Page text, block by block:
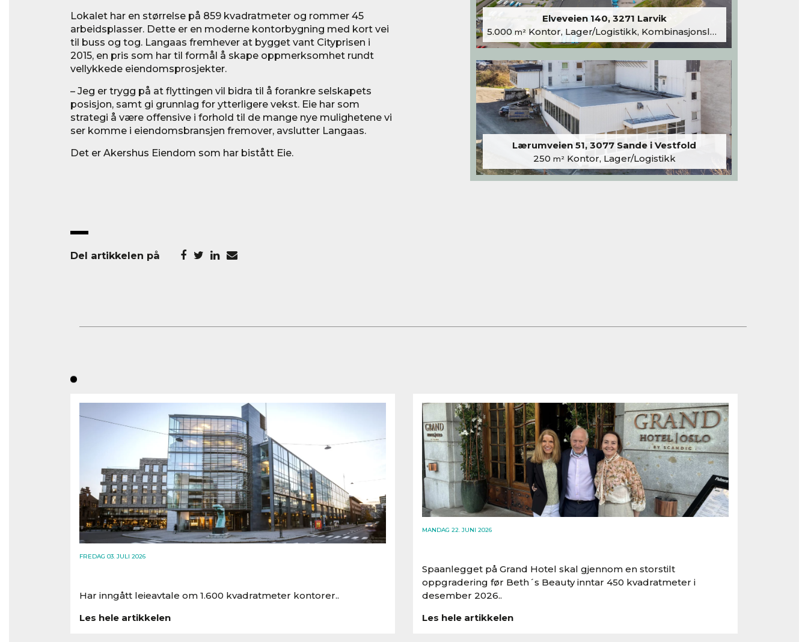
Lokalet har en størrelse på 859 kvadratmeter og rommer 45
arbeidsplasser. Dette er en moderne kontorbygning med kort vei
til buss og tog. Langaas fremhever at bygget vant Cityprisen i
2015, en pris som har til formål å skape oppmerksomhet rundt
vellykkede eiendomsprosjekter.
– Jeg er trygg på at flyttingen vil bidra til å forankre selskapets
posisjon, samt gi grunnlag for ytterligere vekst. Eie har som
strategi å være offensive i forhold til de mange nye mulighetene vi
ser komme i eiendomsbransjen fremover, avslutter Langaas.
Det er Akershus Eiendom som har bistått Eie.
Del artikkelen på
Elveveien 140, 3271 Larvik
5.000 m²Kontor, Lager/Logistikk, Kombinasjonslokaler
Lærumveien 51, 3077 Sande i Vestfold
250 m²Kontor, Lager/Logistikk
FREDAG 03. JULI 2026
Har inngått leieavtale om 1.600 kvadratmeter kontorer..
Les hele artikkelen
MANDAG 22. JUNI 2026
Spaanlegget på Grand Hotel skal gjennom en storstilt
oppgradering før Beth´s Beauty inntar 450 kvadratmeter i
desember 2026..
Les hele artikkelen